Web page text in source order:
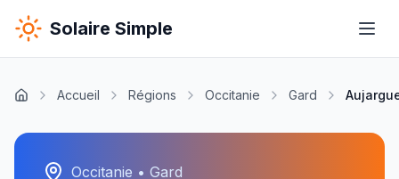
Solaire Simple
Accueil Régions Occitanie Gard
Occitanie • Gard